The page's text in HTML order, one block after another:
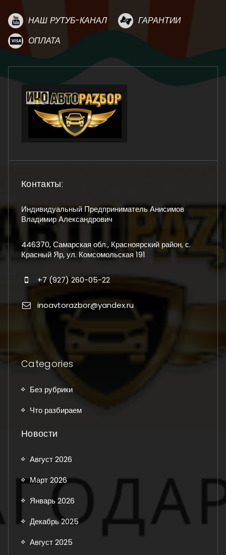
НАШ РУТУБ-КАНАЛ
ГАРАНТИИ
ОПЛАТА
Контакты:
Индивидуальный Предприниматель Анисимов
Владимир Александрович
446370, Самарская обл., Красноярский район, с.
Красный Яр, ул. Комсомольская 191
+7 (927) 260-05-22
inoavtorazbor@yandex.ru
Categories
Без рубрики
Что разбираем
Новости
Август 2026
Март 2026
Январь 2026
Декабрь 2025
Август 2025